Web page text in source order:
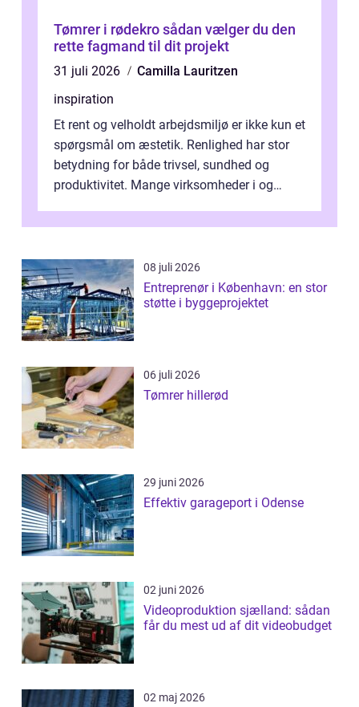
Tømrer i rødekro sådan vælger du den
rette fagmand til dit projekt
31 juli 2026
Camilla Lauritzen
inspiration
Et rent og velholdt arbejdsmiljø er ikke kun et
spørgsmål om æstetik. Renlighed har stor
betydning for både trivsel, sundhed og
produktivitet. Mange virksomheder i og
08 juli 2026
Entreprenør i København: en stor
støtte i byggeprojektet
06 juli 2026
Tømrer hillerød
29 juni 2026
Effektiv garageport i Odense
02 juni 2026
Videoproduktion sjælland: sådan
får du mest ud af dit videobudget
02 maj 2026